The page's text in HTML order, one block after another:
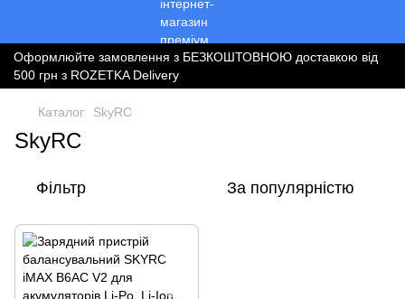
Оформлюйте замовлення з БЕЗКОШТОВНОЮ доставкою від
500 грн з ROZETKA Delivery
Каталог SkyRC
SkyRC
Фільтр За популярністю